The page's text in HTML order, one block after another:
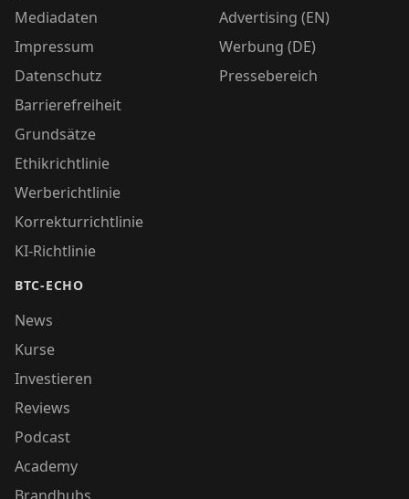
Mediadaten
Impressum
Datenschutz
Barrierefreiheit
Grundsätze
Ethikrichtlinie
Werberichtlinie
Korrekturrichtlinie
KI-Richtlinie
BTC-ECHO
News
Kurse
Investieren
Reviews
Podcast
Academy
Advertising (EN)
Werbung (DE)
Pressebereich